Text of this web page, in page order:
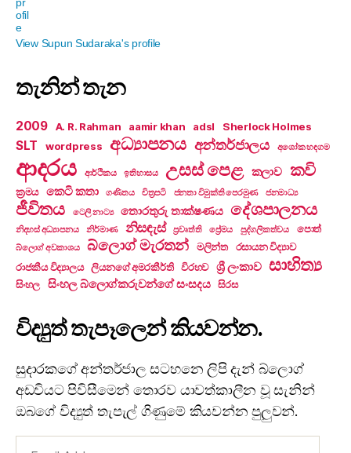
View Supun Sudaraka's profile
තැනින් තැන
2009 A. R. Rahman aamir khan adsl Sherlock Holmes
SLT wordpress අධ්‍යාපනය අන්තර්ජාලය අශෝක හඳගම
ආදරය ආර්ථිකය ඉතිහාසය උසස් පෙළ කලාව කවි
ක්‍රමය කෙටි කතා ගණිතය චිත්‍රපටි ජනතා විමුක්ති පෙරමුණ ජනමාධ්‍ය
ජීවිතය ටෙලි නාට්‍ය තොරතුරු තාක්ෂණය දේශපාලනය
නිදහස් අධ්‍යාපනය නිර්මාණ නිසඳැස් ප්‍රවෘත්ති ප්‍රේමය පුද්ගලිකත්වය පොත්
බ්ලොග් අවකාශය බ්ලොග් මැරතන් මලින්ත
රසායන විද්‍යාව
රාජකීය විද්‍යාලය
ලියනගේ අමරකීර්ති විරහව ශ්‍රී ලංකාව සාහිත්‍ය
සිංහල සිංහල බ්ලොග්කරුවන්ගේ සංසදය සිරස
විද්‍යුත් තැපෑලෙන් කියවන්න.
සුදාරකගේ අන්තර්ජාල සටහනෙ ලිපි දැන් බ්ලොග්
අඩවියට පිවිසීමෙන් තොරව යාවත්කාලීන වූ සැනින්
ඔබගේ විද්‍යුත් තැපැල් ගිණුමේ කියවන්න පුලුවන්.